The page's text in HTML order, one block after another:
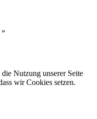
»
Nutzung unserer Seite
wir Cookies setzen.